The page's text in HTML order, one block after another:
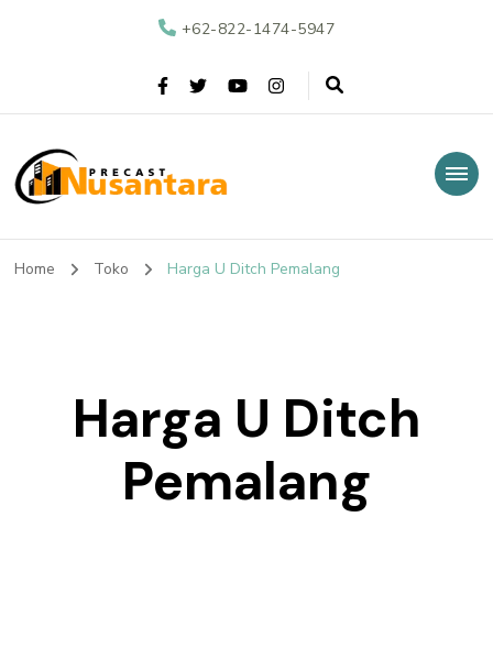
+62-822-1474-5947
Nusantara Precast
Home Toko Harga U Ditch Pemalang
Harga U Ditch
Pemalang